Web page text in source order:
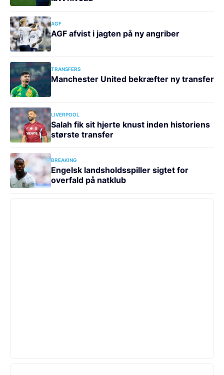
AGF
AGF afvist i jagten på ny angriber
TRANSFERS
Manchester United bekræfter ny transfer
LIVERPOOL
Salah fik sit hjerte knust inden historiens
største transfer
BREAKING
Engelsk landsholdsspiller sigtet for
overfald på natklub